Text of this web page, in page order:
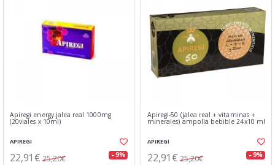
Apiregi energy jalea real 1000mg
(20viales x 10ml)
APIREGI
22,91€ 25,20€ - 9%
Apiregi-50 (jalea real + vitaminas +
minerales) ampolla bebible 24x10 ml
APIREGI
22,91€ 25,20€ - 9%